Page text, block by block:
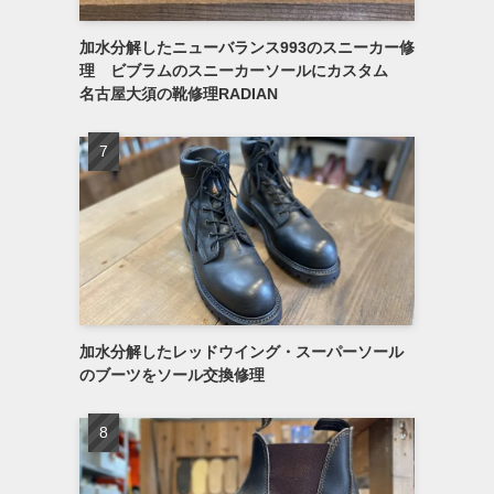
加水分解したニューバランス993のスニーカー修
理 ビブラムのスニーカーソールにカスタム
名古屋大須の靴修理RADIAN
加水分解したレッドウイング・スーパーソール
のブーツをソール交換修理